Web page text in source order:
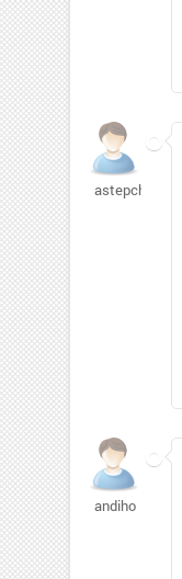
astepchuk198
andiho